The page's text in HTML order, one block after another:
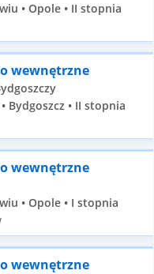
• Opole • II stopnia
wewnętrzne
Bydgoszcz • II stopnia
wewnętrzne
• Opole • I stopnia
wewnętrzne